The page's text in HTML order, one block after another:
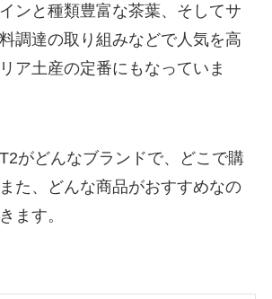
ンと種類豊富な茶葉、そしてサ
調達の取り組みなどで人気を高
ア土産の定番にもなっていま
がどんなブランドで、どこで購
た、どんな商品がおすすめなの
ます。